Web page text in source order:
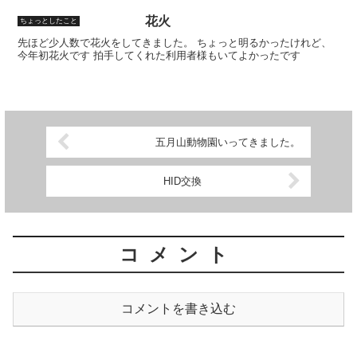
ちょっとしたこと 花火
先ほど少人数で花火をしてきました。 ちょっと明るかったけれど、
今年初花火です 拍手してくれた利用者様もいてよかったです
五月山動物園いってきました。
HID交換
コメント
コメントを書き込む